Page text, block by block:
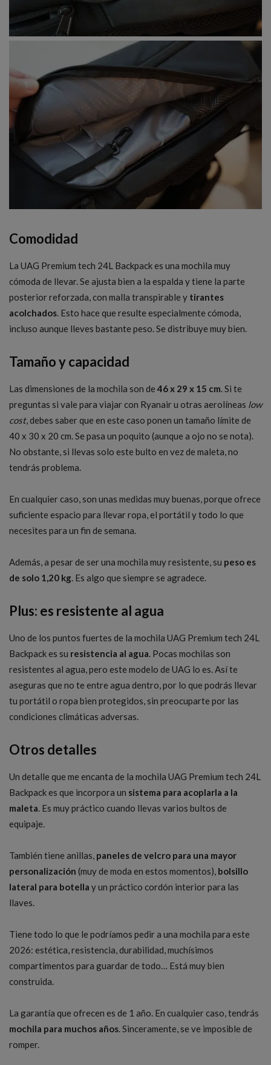
Comodidad
La UAG Premium tech 24L Backpack es una mochila muy
cómoda de llevar. Se ajusta bien a la espalda y tiene la parte
posterior reforzada, con malla transpirable y tirantes
acolchados. Esto hace que resulte especialmente cómoda,
incluso aunque lleves bastante peso. Se distribuye muy bien.
Tamaño y capacidad
Las dimensiones de la mochila son de 46 x 29 x 15 cm. Si te
preguntas si vale para viajar con Ryanair u otras aerolíneas low
cost, debes saber que en este caso ponen un tamaño límite de
40 x 30 x 20 cm. Se pasa un poquito (aunque a ojo no se nota).
No obstante, si llevas solo este bulto en vez de maleta, no
tendrás problema.
En cualquier caso, son unas medidas muy buenas, porque ofrece
suficiente espacio para llevar ropa, el portátil y todo lo que
necesites para un fin de semana.
Además, a pesar de ser una mochila muy resistente, su peso es
de solo 1,20 kg. Es algo que siempre se agradece.
Plus: es resistente al agua
Uno de los puntos fuertes de la mochila UAG Premium tech 24L
Backpack es su resistencia al agua. Pocas mochilas son
resistentes al agua, pero este modelo de UAG lo es. Así te
aseguras que no te entre agua dentro, por lo que podrás llevar
tu portátil o ropa bien protegidos, sin preocuparte por las
condiciones climáticas adversas.
Otros detalles
Un detalle que me encanta de la mochila UAG Premium tech 24L
Backpack es que incorpora un sistema para acoplarla a la
maleta. Es muy práctico cuando llevas varios bultos de
equipaje.
También tiene anillas, paneles de velcro para una mayor
personalización (muy de moda en estos momentos), bolsillo
lateral para botella y un práctico cordón interior para las
llaves.
Tiene todo lo que le podríamos pedir a una mochila para este
2026: estética, resistencia, durabilidad, muchísimos
compartimentos para guardar de todo… Está muy bien
construida.
La garantía que ofrecen es de 1 año. En cualquier caso, tendrás
mochila para muchos años. Sinceramente, se ve imposible de
romper.